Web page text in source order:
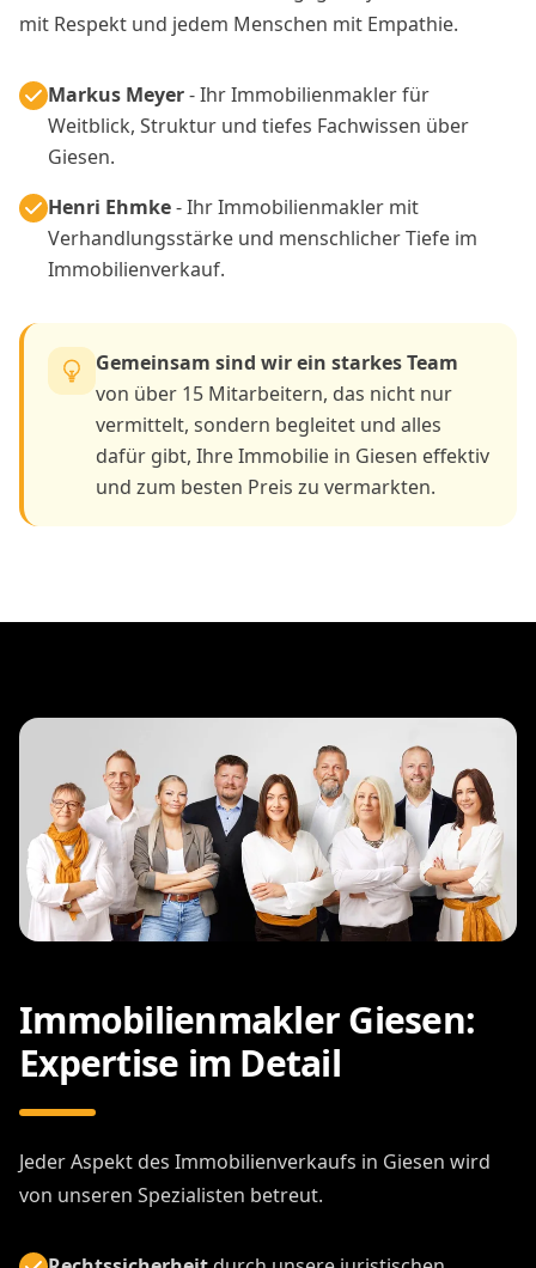
mit Respekt und jedem Menschen mit Empathie.
Markus Meyer- Ihr Immobilienmakler für
Weitblick, Struktur und tiefes Fachwissen über
Giesen.
Henri Ehmke- Ihr Immobilienmakler mit
Verhandlungsstärke und menschlicher Tiefe im
Immobilienverkauf.
Gemeinsam sind wir ein starkes Team
von über 15 Mitarbeitern, das nicht nur
vermittelt, sondern begleitet und alles
dafür gibt, Ihre Immobilie in Giesen effektiv
und zum besten Preis zu vermarkten.
Immobilienmakler Giesen:
Expertise im Detail
Jeder Aspekt des Immobilienverkaufs in Giesen wird
von unseren Spezialisten betreut.